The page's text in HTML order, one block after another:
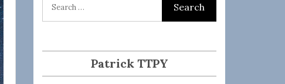
Patrick TTPY